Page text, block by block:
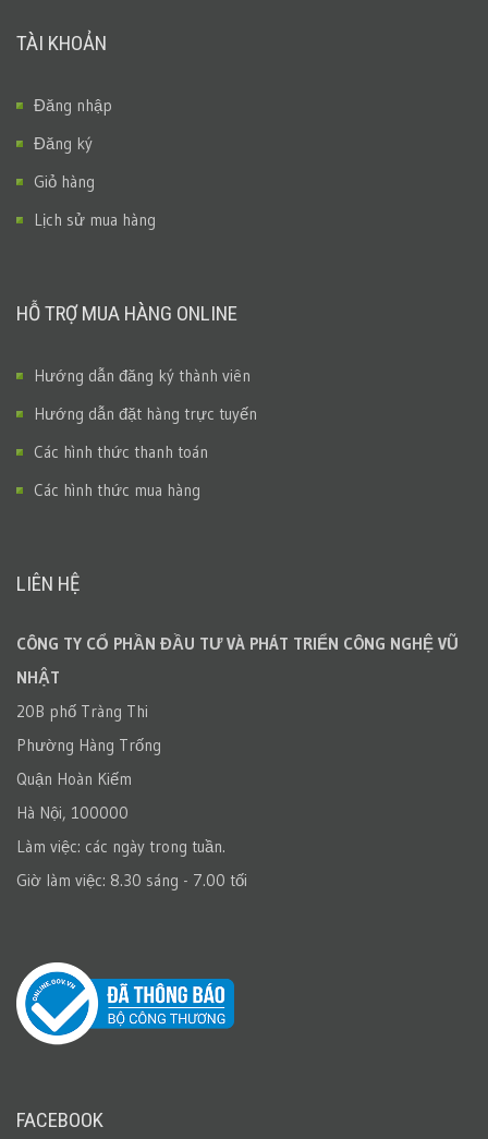
TÀI KHOẢN
Đăng nhập
Đăng ký
Giỏ hàng
Lịch sử mua hàng
HỖ TRỢ MUA HÀNG ONLINE
Hướng dẫn đăng ký thành viên
Hướng dẫn đặt hàng trực tuyến
Các hình thức thanh toán
Các hình thức mua hàng
LIÊN HỆ
CÔNG TY CỔ PHẦN ĐẦU TƯ VÀ PHÁT TRIỂN CÔNG NGHỆ VŨ
NHẬT
20B phố Tràng Thi
Phường Hàng Trống
Quận Hoàn Kiếm
Hà Nội, 100000
Làm việc: các ngày trong tuần.
Giờ làm việc: 8.30 sáng - 7.00 tối
FACEBOOK